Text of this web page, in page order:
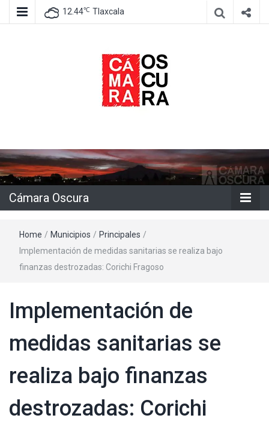
12.44℃ Tlaxcala
Cámara
Oscura
Cámara Oscura
Home / Municipios / Principales /
Implementación de medidas sanitarias se realiza bajo
finanzas destrozadas: Corichi Fragoso
Implementación de
medidas sanitarias se
realiza bajo finanzas
destrozadas: Corichi